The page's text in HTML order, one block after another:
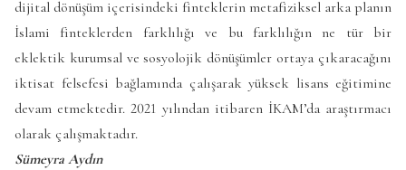
dijital dönüşüm içerisindeki finteklerin metafiziksel arka planın
İslami finteklerden farklılığı ve bu farklılığın ne tür bir
eklektik kurumsal ve sosyolojik dönüşümler ortaya çıkaracağını
iktisat felsefesi bağlamında çalışarak yüksek lisans eğitimine
devam etmektedir. 2021 yılından itibaren İKAM’da araştırmacı
olarak çalışmaktadır.
Sümeyra Aydın